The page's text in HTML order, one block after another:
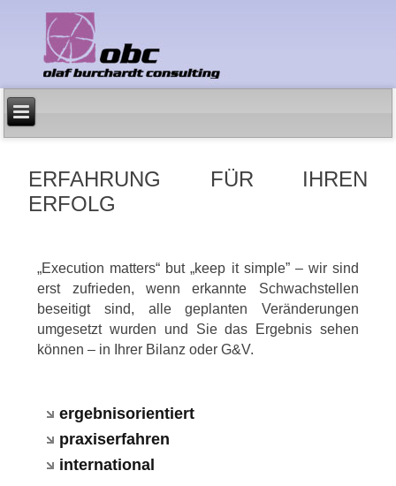
ERFAHRUNG FÜR IHREN
ERFOLG
„Execution matters“ but „keep it simple” – wir sind
erst zufrieden, wenn erkannte Schwachstellen
beseitigt sind, alle geplanten Veränderungen
umgesetzt wurden und Sie das Ergebnis sehen
können – in Ihrer Bilanz oder G&V.
ergebnisorientiert
praxiserfahren
international